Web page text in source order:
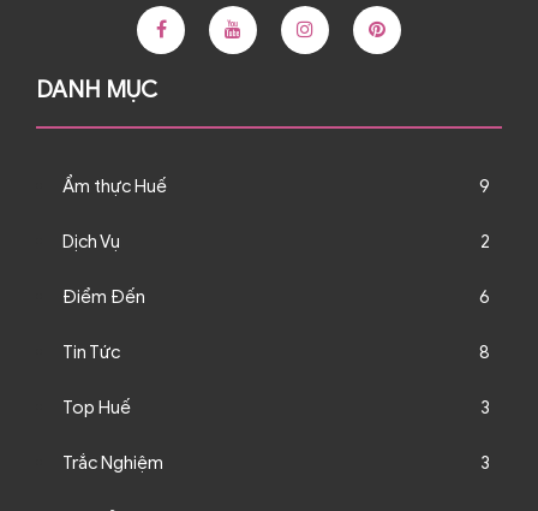
DANH MỤC
Ẩm thực Huế 9
Dịch Vụ 2
Điểm Đến 6
Tin Tức 8
Top Huế 3
Trắc Nghiệm 3